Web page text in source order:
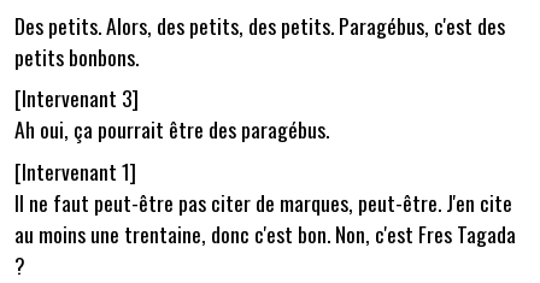
Des petits. Alors, des petits, des petits. Paragébus, c'est des
petits bonbons.
[Intervenant 3]
Ah oui, ça pourrait être des paragébus.
[Intervenant 1]
Il ne faut peut-être pas citer de marques, peut-être. J'en cite
au moins une trentaine, donc c'est bon. Non, c'est Fres Tagada
?